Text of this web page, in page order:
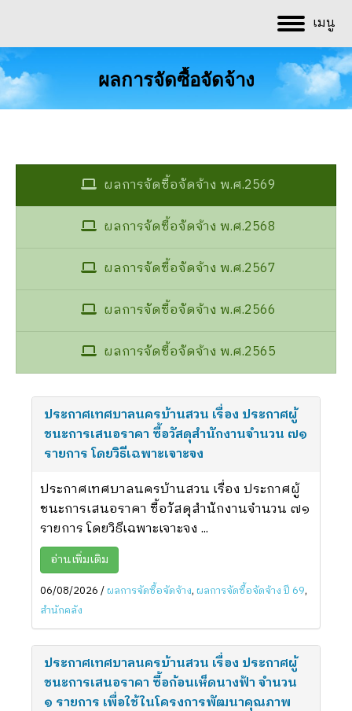
เมนู
ผลการจัดซื้อจัดจ้าง
ผลการจัดซื้อจัดจ้าง พ.ศ.2569
ผลการจัดซื้อจัดจ้าง พ.ศ.2568
ผลการจัดซื้อจัดจ้าง พ.ศ.2567
ผลการจัดซื้อจัดจ้าง พ.ศ.2566
ผลการจัดซื้อจัดจ้าง พ.ศ.2565
ประกาศเทศบาลนครบ้านสวน เรื่อง ประกาศผู้
ชนะการเสนอราคา ซื้อวัสดุสำนักงานจำนวน ๗๑
รายการ โดยวิธีเฉพาะเจาะจง
ประกาศเทศบาลนครบ้านสวน เรื่อง ประกาศผู้
ชนะการเสนอราคา ซื้อวัสดุสำนักงานจำนวน ๗๑
รายการ โดยวิธีเฉพาะเจาะจง ...
อ่านเพิ่มเติม
06/08/2026/ผลการจัดซื้อจัดจ้าง, ผลการจัดซื้อจัดจ้าง ปี 69,
สำนักคลัง
ประกาศเทศบาลนครบ้านสวน เรื่อง ประกาศผู้
ชนะการเสนอราคา ซื้อก้อนเห็ดนางฟ้า จำนวน
๑ รายการ เพื่อใช้ในโครงการพัฒนาคุณภาพ